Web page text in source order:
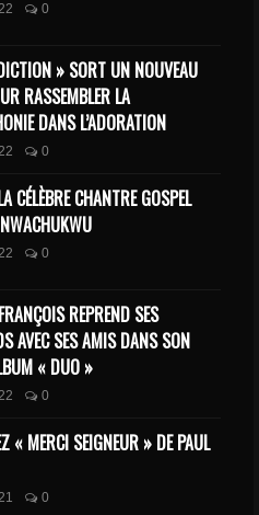
0
» SORT UN NOUVEAU
RASSEMBLER LA
DANS L’ADORATION
0
CÉLÈBRE CHANTRE GOSPEL
0
REPREND SES
AVEC SES AMIS DANS SON
« DUO »
0
« MERCI SEIGNEUR » DE PAUL
0